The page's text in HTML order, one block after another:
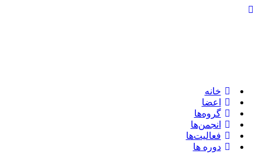
خانه
اعضا
گروه‌ها
انجمن‌ها
فعالیت‌ها
دوره ها